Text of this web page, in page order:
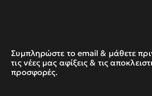
Συμπληρώστε το email & μάθετε
τις νέες μας αφίξεις & τις
προσφορές.